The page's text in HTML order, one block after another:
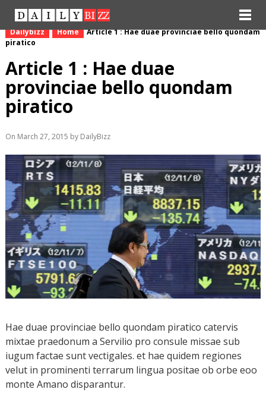
Dailybizz Home
Article 1 : Hae duae provinciae bello quondam
piratico
Article 1 : Hae duae
provinciae bello quondam
piratico
On March 27, 2015 by DailyBizz
Hae duae provinciae bello quondam piratico catervis
mixtae praedonum a Servilio pro consule missae sub
iugum factae sunt vectigales. et hae quidem regiones
velut in prominenti terrarum lingua positae ob orbe eoo
monte Amano disparantur.